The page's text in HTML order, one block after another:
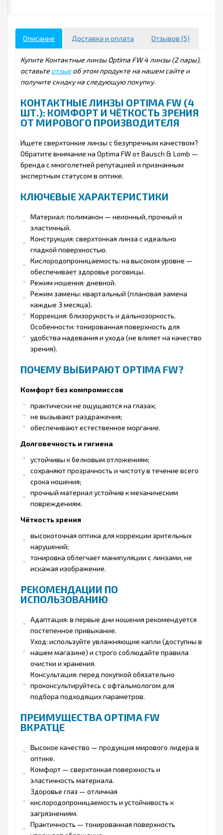
Описание Доставка и оплата Отзывов (5)
Купите Контактные линзы Optima FW 4 линзы (2 пары),
оставьте отзыв об этом продукте на нашем сайте и
получите скидку на следующую покупку.
КОНТАКТНЫЕ ЛИНЗЫ OPTIMA FW (4
ШТ.): КОМФОРТ И ЧЁТКОСТЬ ЗРЕНИЯ
ОТ МИРОВОГО ПРОИЗВОДИТЕЛЯ
Ищете сверхтонкие линзы с безупречным качеством?
Обратите внимание на Optima FW от Bausch & Lomb —
бренда с многолетней репутацией и признанным
экспертным статусом в оптике.
КЛЮЧЕВЫЕ ХАРАКТЕРИСТИКИ
Материал: полимакон — неионный, прочный и
эластичный.
Конструкция: сверхтонкая линза с идеально
гладкой поверхностью.
Кислородопроницаемость: на высоком уровне —
обеспечивает здоровье роговицы.
Режим ношения: дневной.
Режим замены: квартальный (плановая замена
каждые 3 месяца).
Коррекция: близорукость и дальнозоркость.
Особенности: тонированная поверхность для
удобства надевания и ухода (не влияет на качество
зрения).
ПОЧЕМУ ВЫБИРАЮТ OPTIMA FW?
Комфорт без компромиссов
практически не ощущаются на глазах;
не вызывают раздражения;
обеспечивают естественное моргание.
Долговечность и гигиена
устойчивы к белковым отложениям;
сохраняют прозрачность и чистоту в течение всего
срока ношения;
прочный материал устойчив к механическим
повреждениям.
Чёткость зрения
высокоточная оптика для коррекции зрительных
нарушений;
тонировка облегчает манипуляции с линзами, не
искажая изображение.
РЕКОМЕНДАЦИИ ПО
ИСПОЛЬЗОВАНИЮ
Адаптация: в первые дни ношения рекомендуется
постепенное привыкание.
Уход: используйте увлажняющие капли (доступны в
нашем магазине) и строго соблюдайте правила
очистки и хранения.
Консультация: перед покупкой обязательно
проконсультируйтесь с офтальмологом для
подбора подходящих параметров.
ПРЕИМУЩЕСТВА OPTIMA FW
ВКРАТЦЕ
Высокое качество — продукция мирового лидера в
оптике.
Комфорт — сверхтонкая поверхность и
эластичность материала.
Здоровье глаз — отличная
кислородопроницаемость и устойчивость к
загрязнениям.
Практичность — тонированная поверхность